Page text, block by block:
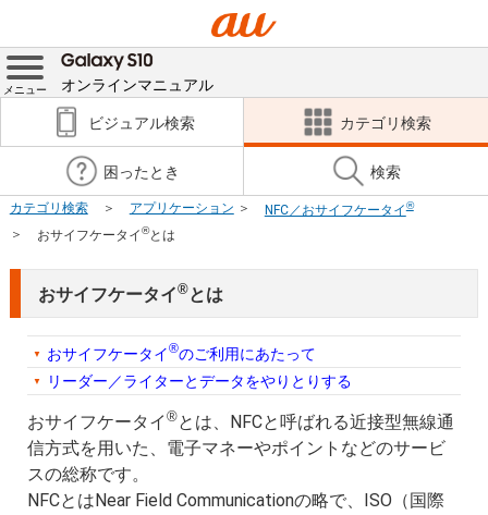
メニュー オンラインマニュアル
ビジュアル検索 カテゴリ検索
困ったとき 検索
カテゴリ検索 アプリケーション NFC／おサイフケータイ®
おサイフケータイ®とは
おサイフケータイ®とは
おサイフケータイ®のご利用にあたって
リーダー／ライターとデータをやりとりする
おサイフケータイ ®とは、NFCと呼ばれる近接型無線通
信方式を用いた、電子マネーやポイントなどのサービ
スの総称です。
NFCとはNear Field Communicationの略で、ISO（国際